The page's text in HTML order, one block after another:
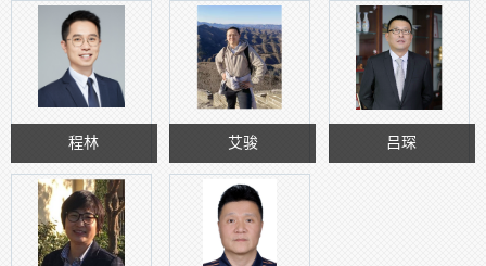
程林 艾骏 吕琛